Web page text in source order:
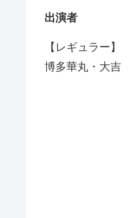
出演者
【レギュラー】
博多華丸・大吉